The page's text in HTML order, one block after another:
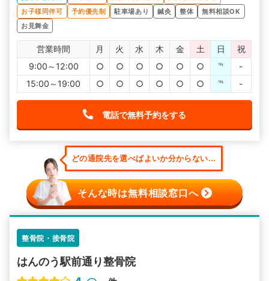
お子様同伴可
予約優先制 駐車場あり 鍼灸 整体
無料相談OK
お見舞金
営業時間 月 火 水 木 金 土 日
祝
9:00～12:00
○ ○ ○ ○ ○ ○ ℡
-
15:00～19:00
○ ○ ○ ○ ○ ○ ℡ -
電話で無料予約をする
どの通院先を選べばよいか分からない...
そんな時は無料相談窓口へ
整骨院・接骨院
はんのう駅前通り整骨院